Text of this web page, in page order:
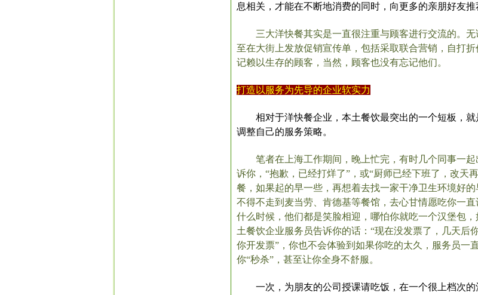
息相关，才能在不断地消费的同时，向更多的亲朋好友推
三大洋快餐其实是一直很注重与顾客进行交流的。
至在大街上发放促销宣传单，包括采取联合营销，自打
记赖以生存的顾客，当然，顾客也没有忘记他们。
打造以服务为先导的企业软实力
相对于洋快餐企业，本土餐饮最突出的一个短板，
调整自己的服务策略。
笔者在上海工作期间，晚上忙完，有时几个同事一
诉你，“抱歉，已经打烊了”，或“厨师已经下班了，改天
餐，如果起的早一些，再想着去找一家干净卫生环境好
不得不走到麦当劳、肯德基等餐馆，去心甘情愿吃你一
什么时候，他们都是笑脸相迎，哪怕你就吃一个汉堡包
土餐饮企业服务员告诉你的话：“现在没发票了，几天后
你开发票”，你也不会体验到如果你吃的太久，服务员一
你“秒杀”，甚至让你全身不舒服。
一次，为朋友的公司授课请吃饭，在一个很上档次